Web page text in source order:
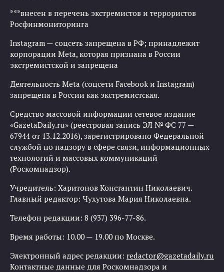
***внесен в перечень экстремистов и террористов
Росфинмониторинга
Instagram — соцсеть запрещена в РФ; принадлежит
корпорации Meta, которая признана в России
экстремистской и запрещена
Деятельность Meta (соцсети Facebook и Instagram)
запрещена в России как экстремистская.
Средство массовой информации сетевое издание
«GazetaDaily.ru» (реестровая запись ЭЛ № ФС 77 —
67944 от 13.12.2016), зарегистрировано Федеральной
службой по надзору в сфере связи, информационных
технологий и массовых коммуникаций
(Роскомнадзор).
Учредитель: Харитонов Константин Николаевич.
Главный редактор: Чухутова Мария Николаевна.
Телефон редакции: 8 (937) 396-77-86.
Время работы: 10.00 — 19.00 по Москве.
Электронный адрес редакции: redactor@gazetadaily.ru
Контактные данные для Роскомнадзора и